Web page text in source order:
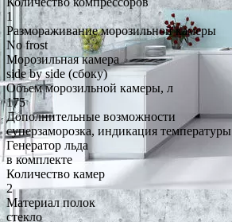
1
Размораживание морозильной камеры
No frost
Морозильная камера
side by side (сбоку)
Объем морозильной камеры, л
175
Дополнительные возможности
суперзаморозка, индикация температуры
Генератор льда
в комплекте
Количество камер
2
Материал полок
стекло